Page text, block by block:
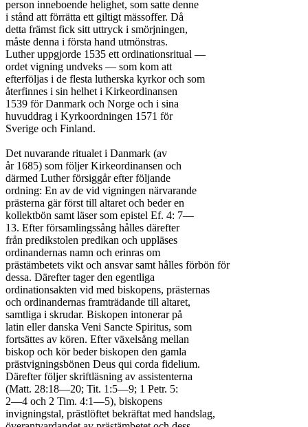
person inneboende helighet, som satte denne
i stånd att förrätta ett giltigt mässoffer. Då
detta främst fick sitt uttryck i smörjningen,
måste denna i första hand utmönstras.
Luther uppgjorde 1535 ett ordinationsritual —
ordet vigning undveks — som kom att
efterföljas i de flesta lutherska kyrkor och som
återfinnes i sin helhet i Kirkeordinansen
1539 för Danmark och Norge och i sina
huvuddrag i Kyrkoordningen 1571 för
Sverige och Finland.
Det nuvarande ritualet i Danmark (av
år 1685) som följer Kirkeordinansen och
därmed Luther försiggår efter följande
ordning: En av de vid vigningen närvarande
prästerna gär först till altaret och beder en
kollektbön samt läser som epistel Ef. 4: 7—
13. Efter församlingssång hålles därefter
från predikstolen predikan och uppläses
ordinandernas namn och erinras om
prästämbetets vikt och ansvar samt hålles förbön för
dessa. Därefter tager den egentliga
ordinationsakten vid med biskopens, prästernas
och ordinandernas framträdande till altaret,
samtliga i skrudar. Biskopen intonerar på
latin eller danska Veni Sancte Spiritus, som
fortsättes av kören. Efter växelsång mellan
biskop och kör beder biskopen den gamla
prästvigningsbönen Deus qui corda fidelium.
Därefter följer skriftläsning av assistenterna
(Matt. 28:18—20; Tit. 1:5—9; 1 Petr. 5:
2—4 och 2 Tim. 4:1—5), biskopens
invigningstal, prästlöftet bekräftat med handslag,